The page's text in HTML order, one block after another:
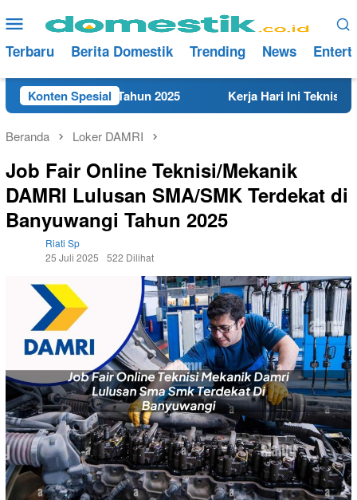
ke
konten
Menu
Mobile
Terbaru Berita Domestik Trending News
Konten Spesial
Tahun 2025 Kerja Hari Ini Teknisi/Mekanik
Beranda Loker DAMRI
Job Fair Online Teknisi/Mekanik
DAMRI Lulusan SMA/SMK Terdekat di
Banyuwangi Tahun 2025
Riati Sp
25 Juli 2025
522 Dilihat